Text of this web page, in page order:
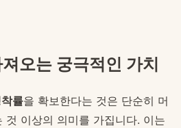
오는 궁극적인 가치
률을 확보한다는 것은 단순히 머
것 이상의 의미를 가집니다. 이는